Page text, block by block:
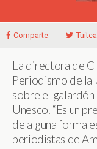
Comparte Tuitea
La directora de
Periodismo de la
sobre el
Unesco. “Es un
de alguna forma
periodistas de